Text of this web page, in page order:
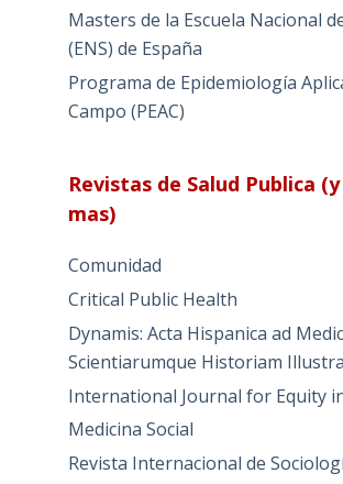
Masters de la Escuela Nacional
(ENS) de España
Programa de Epidemiología
Campo (PEAC)
Revistas de Salud Publica
mas)
Comunidad
Critical Public Health
Dynamis: Acta Hispanica ad
Scientiarumque Historiam
International Journal for Equity
Medicina Social
Revista Internacional de